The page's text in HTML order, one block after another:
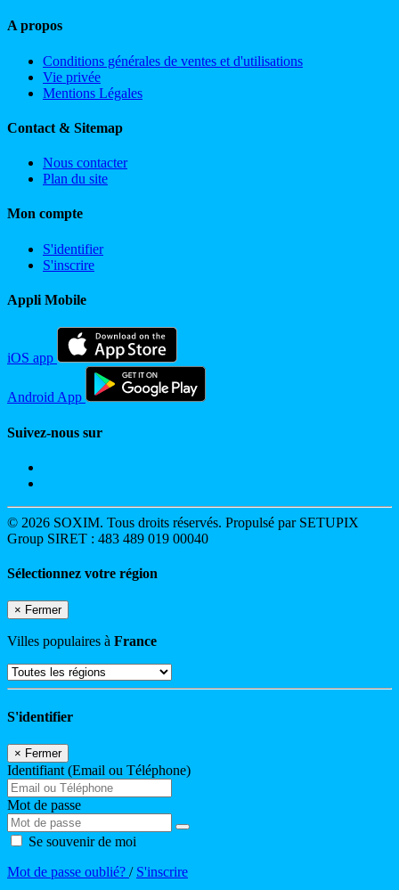
A propos
Conditions générales de ventes et d'utilisations
Vie privée
Mentions Légales
Contact & Sitemap
Nous contacter
Plan du site
Mon compte
S'identifier
S'inscrire
Appli Mobile
iOS app
Android App
Suivez-nous sur
© 2026 SOXIM. Tous droits réservés. Propulsé par SETUPIX
Group SIRET : 483 489 019 00040
Sélectionnez votre région
× Fermer
Villes populaires à France
S'identifier
× Fermer
Identifiant (Email ou Téléphone)
Mot de passe
Se souvenir de moi
Mot de passe oublié? / S'inscrire